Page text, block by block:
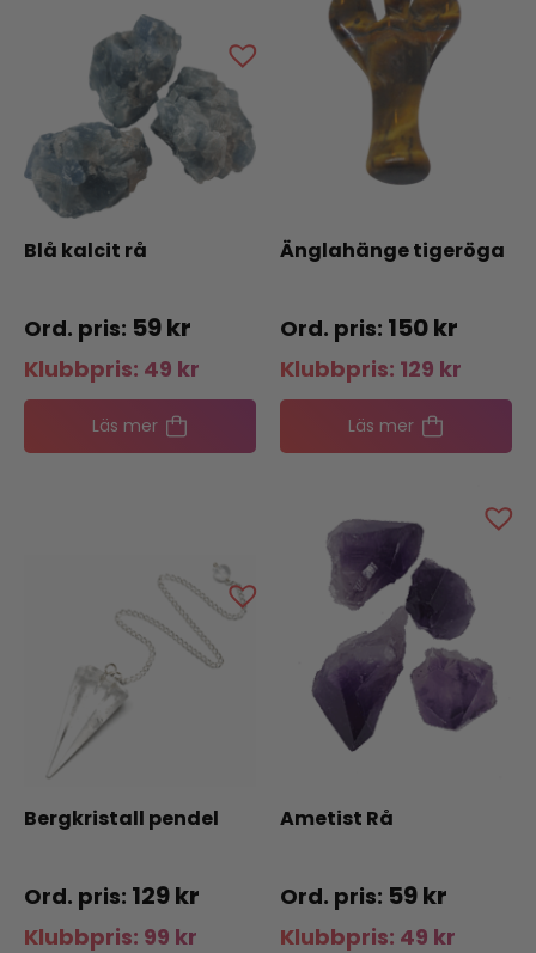
Blå kalcit rå
59kr
Klubbpris: 49 kr
Läs mer
Änglahänge tigeröga
150kr
Klubbpris: 129 kr
Läs mer
Bergkristall pendel
129kr
Klubbpris: 99 kr
Ametist Rå
59kr
Klubbpris: 49 kr